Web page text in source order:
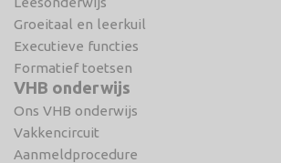
Groeitaal en leerkuil
Executieve functies
Formatief toetsen
VHB onderwijs
Ons VHB onderwijs
Vakkencircuit
Aanmeldprocedure